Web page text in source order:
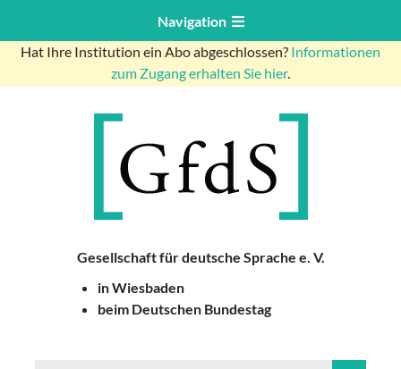
Navigation
Hat Ihre Institution ein Abo abgeschlossen? Informationen
zum Zugang erhalten Sie hier.
Gesellschaft für deutsche Sprache e. V.
in Wiesbaden
beim Deutschen Bundestag